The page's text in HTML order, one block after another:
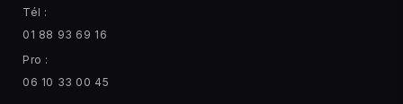
Tél :
01 88 93 69 16
Pro :
06 10 33 00 45